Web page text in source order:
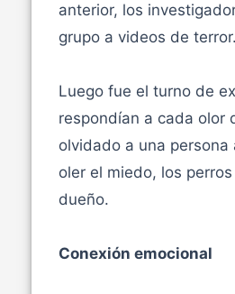
anterior, los
grupo a videos de terror.
Luego fue el turno de
respondían a cada olor
olvidado a una
oler el miedo, los
dueño.
Conexión emocional